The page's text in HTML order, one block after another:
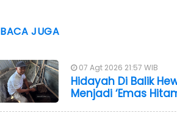
BACA JUGA
07 Agt 2026 21:57 WIB
Hidayah Di Balik
Menjadi ‘Emas